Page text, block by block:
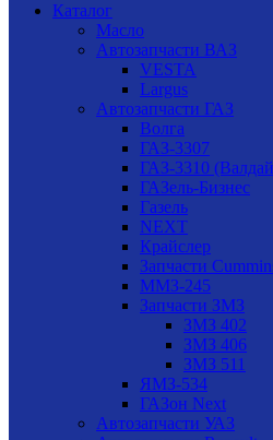
Каталог
Масло
Автозапчасти ВАЗ
VESTA
Largus
Автозапчасти ГАЗ
Волга
ГАЗ-3307
ГАЗ-3310
ГАЗель-Бизнес
Газель
NEXT
Крайслер
Запчасти
ММЗ-245
Запчасти ЗМЗ
ЗМЗ 402
ЗМЗ 406
ЗМЗ 511
ЯМЗ-534
ГАЗон Next
Автозапчасти УАЗ